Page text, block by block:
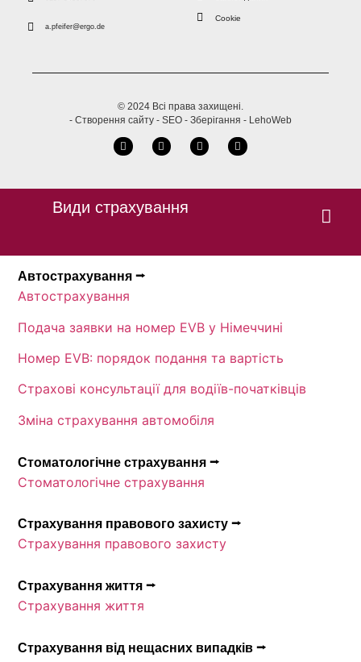
a.pfeifer@ergo.de
Cookie
© 2024 Всі права захищені.
- Створення сайту - SEO - Зберігання - LehoWeb
Види страхування
Автострахування ⭢
Автострахування
Подача заявки на номер EVB у Німеччині
Номер EVB: порядок подання та вартість
Страхові консультації для водіїв-початківців
Зміна страхування автомобіля
Стоматологічне страхування ⭢
Стоматологічне страхування
Страхування правового захисту ⭢
Страхування правового захисту
Страхування життя ⭢
Страхування життя
Страхування від нещасних випадків ⭢